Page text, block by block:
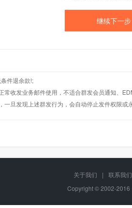
件退余款!;
常收发业务邮件使用，不适合群发会员通知、
一旦发现上述群发行为，会自动停止发件权限或
关于我们 |
联系我们
Copyright © 2002-